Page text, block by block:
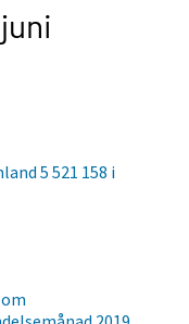
juni
5 521 158 i